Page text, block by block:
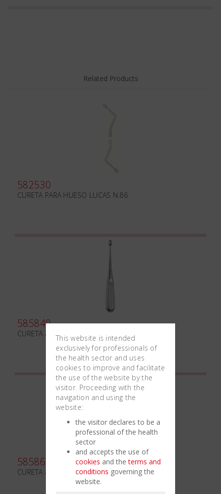
Related Products
582530
CURETA PARA HUESO LUCAS N.86
585840
CURETA ALVEOLAR VOLKMANN N.1
585860
CURETA ALVEOLAR WILLIGER N.0
This website is intended
exclusively for professionals of
the health sector and uses
cookies to improve and facilitate
the use of the website by the
visitor. Proceeding with the
navigation and using the
website:
the visitor declares to be a
professional of the health
sector
and accepts the use of
cookies and theterms and
conditions governing the
website.